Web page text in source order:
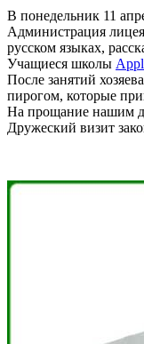
В понедельник 11
Администрация
русском языках,
Учащиеся школы
После занятий
пирогом, которые
На прощание нашим
Дружеский визит